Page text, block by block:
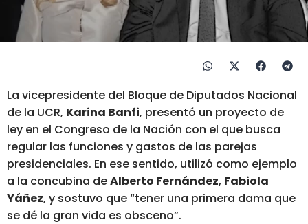
La vicepresidente del Bloque de Diputados Nacional
de la UCR, Karina Banfi, presentó un proyecto de
ley en el Congreso de la Nación con el que busca
regular las funciones y gastos de las parejas
presidenciales. En ese sentido, utilizó como ejemplo
a la concubina deAlberto Fernández, Fabiola
Yáñez, y sostuvo que “tener una primera dama que
se dé la gran vida es obsceno”.